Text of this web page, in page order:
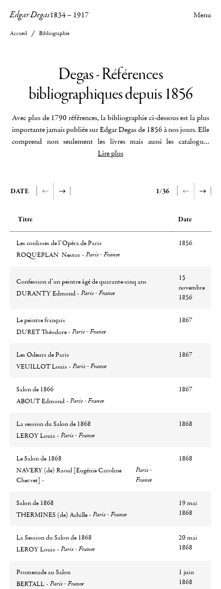
Edgar Degas1834– 1917 Menu
Accueil Bibliographie
Degas - Références
bibliographiques depuis 1856
Avec plus de 1790 références, la bibliographie ci-dessous est la plus
importante jamais publiée sur Edgar Degas de 1856 à nos jours. Elle
comprend non seulement les livres mais aussi les catalogues
d'expositions, les articles de presse, les bulletins et diverses autres
croisements par noms, dates, titres, éditeurs et lieux de publication.
Cette bibliographie est régulièrement mise à jour.
Lire plus
DATE 1/36
Titre Date
Les coulisses de l’Opéra de Paris
Auteur
ROQUEPLAN Nestor
Ville Paris - France
1856
Confession d’un peintre âgé de quarante-cinq ans
Auteur
DURANTY Edmond
Ville Paris - France
15
novembre
1856
Le peintre français
Auteur
DURET Théodore
Ville Paris - France
1867
Les Odeurs de Paris
Auteur
VEUILLOT Louis
Ville Paris - France
1867
Salon de 1866
Auteur
ABOUT Edmond
Ville Paris - France
1867
La session du Salon de 1868
Auteur
LEROY Louis
Ville Paris - France
1868
Le Salon de 1868
Auteur
NAVERY (de) Raoul [Eugénie Caroline
Chervet]
Ville
Paris -
France
1868
Salon de 1868
Auteur
THERMINES (de) Achille
Ville Paris - France
19 mai
1868
La Session du Salon de 1868
Auteur
LEROY Louis
Ville Paris - France
20 mai
1868
Promenade au Salon
Auteur
BERTALL
Ville Paris - France
1 juin
1868